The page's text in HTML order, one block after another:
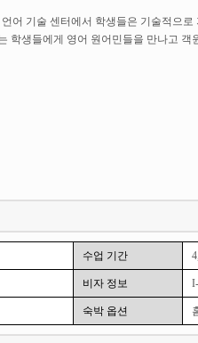
어 기술 센터에서 학생들은 기술적으
학생들에게 영어 원어민들을 만나고
수업 기간
비자 정보
숙박 옵션